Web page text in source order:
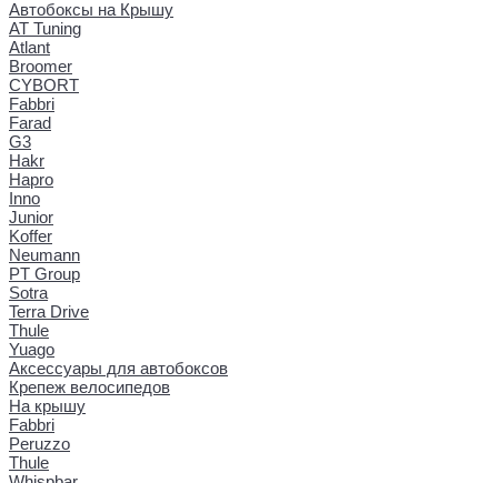
Автобоксы на Крышу
AT Tuning
Atlant
Broomer
CYBORT
Fabbri
Farad
G3
Hakr
Hapro
Inno
Junior
Koffer
Neumann
PT Group
Sotra
Terra Drive
Thule
Yuago
Аксессуары для автобоксов
Крепеж велосипедов
На крышу
Fabbri
Peruzzo
Thule